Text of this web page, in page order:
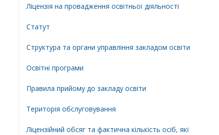
Ліцензія на провадження освітньої діяльності
Статут
Структура та органи управління закладом освіти
Освiтнi програми
Правила прийому до закладу освіти
Територiя обслуговування
Ліцензійний обсяг та фактична кількість осіб, які